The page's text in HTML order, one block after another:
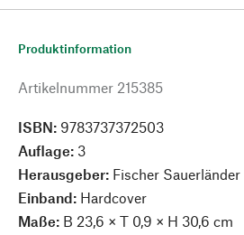
Produktinformation
Artikelnummer 215385
ISBN: 9783737372503
Auflage: 3
Herausgeber: Fischer Sauerländer
Einband: Hardcover
Maße: B 23,6 × T 0,9 × H 30,6 cm